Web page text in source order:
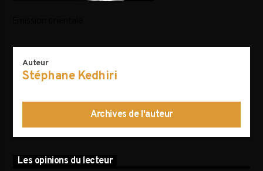
Auteur
Stéphane Kedhiri
Archives de l'auteur
Les opinions du lecteur